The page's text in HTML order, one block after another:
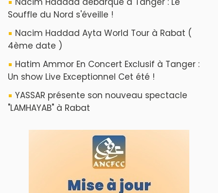
Souffle du Nord s'éveille !
Nacim Haddad Ayta World Tour à Rabat (
4ème date )
Hatim Ammor En Concert Exclusif à Tanger :
Un show Live Exceptionnel Cet été !
YASSAR présente son nouveau spectacle
"LAMHAYAB" à Rabat